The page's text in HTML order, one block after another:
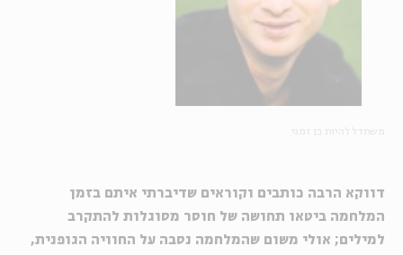
דווקא הרבה כותבים וקוראים שדיברתי איתם בזמן
המלחמה ביטאו תחושה של חוסר מסוגלות להתקרב
למילים; אולי משום שהמלחמה נסבה על החוויה הגופנית,